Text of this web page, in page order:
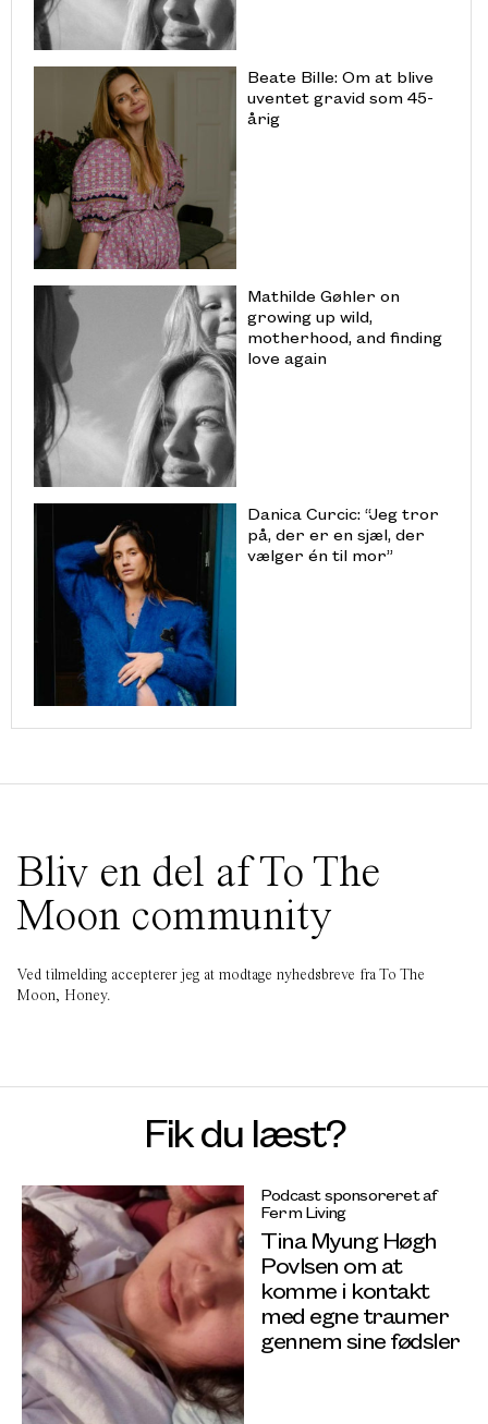
Beate Bille: Om at blive
uventet gravid som 45-
årig
Mathilde Gøhler on
growing up wild,
motherhood, and finding
love again
Danica Curcic: “Jeg tror
på, der er en sjæl, der
vælger én til mor”
Bliv en del af To The
Moon community
Ved tilmelding accepterer jeg at modtage nyhedsbreve fra To The
Moon, Honey.
Fik du læst?
Podcast sponsoreret af
Ferm Living
Tina Myung Høgh
Povlsen om at
komme i kontakt
med egne traumer
gennem sine fødsler